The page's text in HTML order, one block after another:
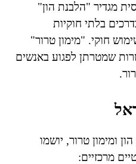
מגדיר "הלבנת הון"
בלתי חוקיות
חוקי. "מימון טרור"
שמטרתן לפגוע באנשים
ומימון טרור, יושמו
מרכזיים: